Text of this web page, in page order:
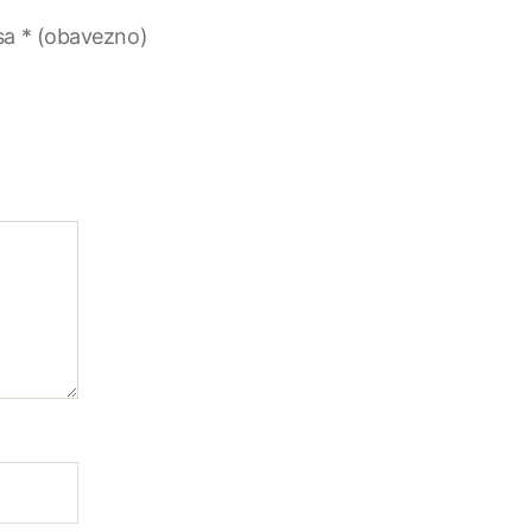
* (obavezno)